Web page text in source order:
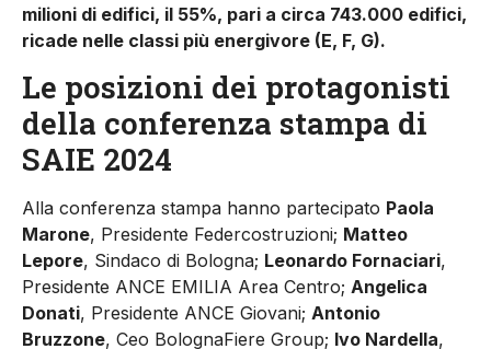
milioni di edifici, il 55%, pari a circa 743.000 edifici,
ricade nelle classi più energivore (E, F, G).
Le posizioni dei protagonisti
della conferenza stampa di
SAIE 2024
Alla conferenza stampa hanno partecipato Paola
Marone, Presidente Federcostruzioni; Matteo
Lepore, Sindaco di Bologna; Leonardo Fornaciari,
Presidente ANCE EMILIA Area Centro; Angelica
Donati, Presidente ANCE Giovani; Antonio
Bruzzone, Ceo BolognaFiere Group; Ivo Nardella,